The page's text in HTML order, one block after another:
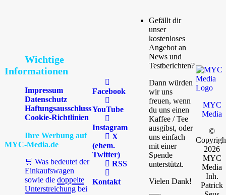
Wichtige
Informationen
Impressum
Datenschutz
Haftungsausschluss
Cookie-Richtlinien
Ihre Werbung auf
MYC-Media.de
🛒 Was bedeutet der
Einkaufswagen
sowie die doppelte
Unterstreichung bei
Facebook
YouTube
Instagram
X
(ehem.
Twitter)
RSS
Kontakt
Gefällt dir
unser
kostenloses
Angebot an
News und
Testberichten?
Dann würden
wir uns
freuen, wenn
du uns einen
Kaffee / Tee
ausgibst, oder
uns einfach
mit einer
Spende
unterstützt.
Vielen Dank!
MYC
Media
©
2026
MYC
Media
Inh.
Patrick